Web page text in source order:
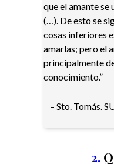
que el amante se
(…). De esto se
cosas inferiores
amarlas; pero el
principalmente
conocimiento.”
– Sto. Tomás.
2.